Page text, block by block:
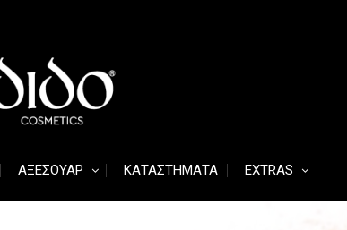
ΑΞΕΣΟΥΆΡ ΚΑΤΑΣΤΉΜΑΤΑ EXTRAS